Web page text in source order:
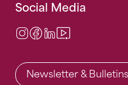
Social Media
Instagram
Facebook
LinkedIn
Newsletter &